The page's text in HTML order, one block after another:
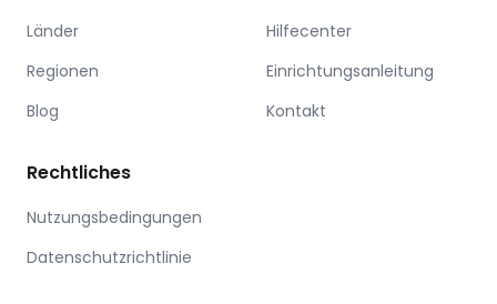
Länder
Regionen
Blog
Hilfecenter
Einrichtungsanleitung
Kontakt
Rechtliches
Nutzungsbedingungen
Datenschutzrichtlinie